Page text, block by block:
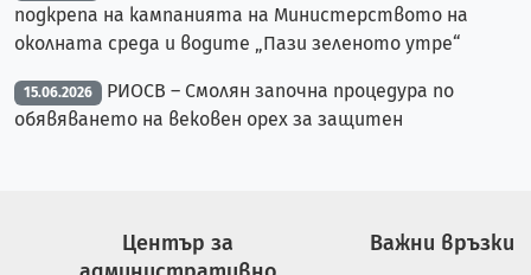
подкрепа на кампанията на Министерството на
околната среда и водите „Пази зеленото утре“
15.06.2026
РИОСВ – Смолян започна процедура по
обявяването на вековен орех за защитен
Център за
Важни връзки